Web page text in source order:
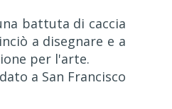
battuta di caccia
a disegnare e a
per l'arte.
a San Francisco